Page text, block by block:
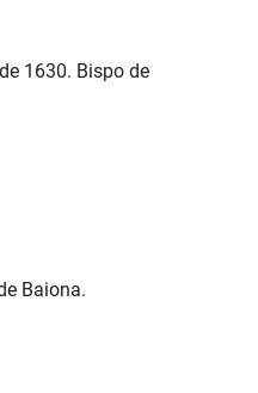
1630. Bispo de
Baiona.